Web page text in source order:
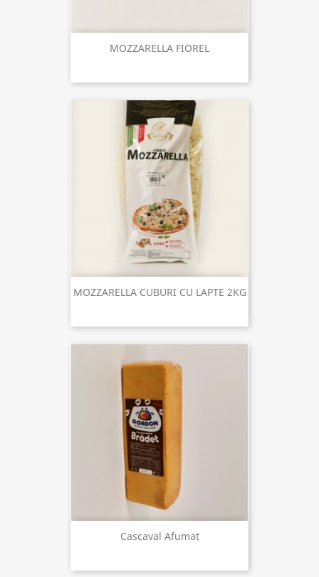
MOZZARELLA FIOREL
MOZZARELLA CUBURI CU LAPTE 2KG
Cascaval Afumat